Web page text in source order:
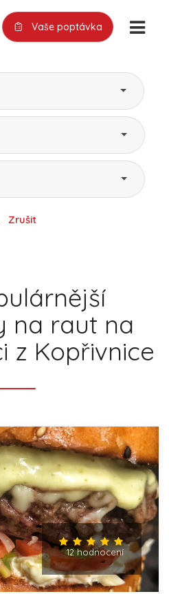
Vaše poptávka
Zrušit
na raut na
z Kopřivnice
12 hodnocení